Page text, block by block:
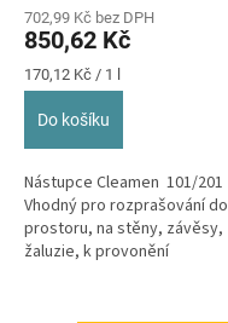
produktu
je
5,0
z
702,99 Kč bez DPH
850,62 Kč
Měrná
cena:
170,12 Kč / 1 l
Do košíku
Nástupce Cleamen 101/201
Vhodný pro rozprašování do
prostoru, na stěny, závěsy,
žaluzie, k provonění